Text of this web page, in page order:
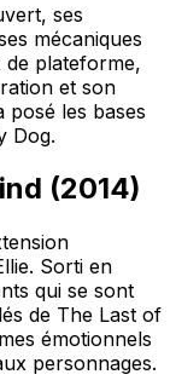
ses
mécaniques
de plateforme,
et son
posé les bases
Dog.
(2014)
Sorti en
qui se sont
de The Last of
émotionnels
personnages.